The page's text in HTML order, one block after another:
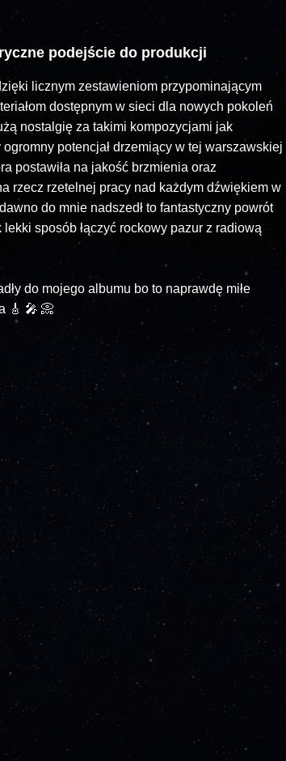
podejście do produkcji
licznym zestawieniom przypominającym
dostępnym w sieci dla nowych pokoleń
nostalgię za takimi kompozycjami jak
potencjał drzemiący w tej warszawskiej
postawiła na jakość brzmienia oraz
rzecz rzetelnej pracy nad każdym dźwiękiem w
do mnie nadszedł to fantastyczny powrót
sposób łączyć rockowy pazur z radiową
do mojego albumu bo to naprawdę miłe
🎸 🎤 📀